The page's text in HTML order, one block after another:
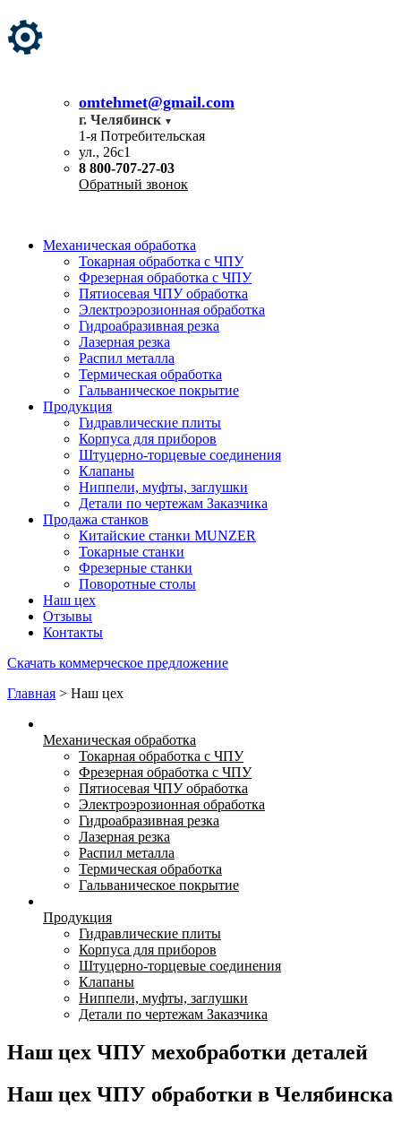
omtehmet@gmail.com
г. Челябинск
1-я Потребительская
ул., 26с1
8 800-707-27-03
Обратный звонок
Механическая обработка
Токарная обработка с ЧПУ
Фрезерная обработка с ЧПУ
Пятиосевая ЧПУ обработка
Электроэрозионная обработка
Гидроабразивная резка
Лазерная резка
Распил металла
Термическая обработка
Гальваническое покрытие
Продукция
Гидравлические плиты
Корпуса для приборов
Штуцерно-торцевые соединения
Клапаны
Ниппели, муфты, заглушки
Детали по чертежам Заказчика
Продажа станков
Китайские станки MUNZER
Токарные станки
Фрезерные станки
Поворотные столы
Наш цех
Отзывы
Контакты
Скачать коммерческое предложение
Главная > Наш цех
Механическая обработка
Токарная обработка с ЧПУ
Фрезерная обработка с ЧПУ
Пятиосевая ЧПУ обработка
Электроэрозионная обработка
Гидроабразивная резка
Лазерная резка
Распил металла
Термическая обработка
Гальваническое покрытие
Продукция
Гидравлические плиты
Корпуса для приборов
Штуцерно-торцевые соединения
Клапаны
Ниппели, муфты, заглушки
Детали по чертежам Заказчика
Наш цех ЧПУ мехобработки деталей
Наш цех ЧПУ обработки в Челябинска